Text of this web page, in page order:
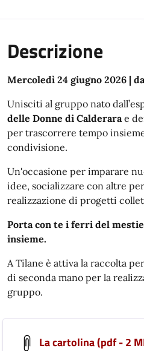
Descrizione
Mercoledì 24 giugno 2026 |
Unisciti al gruppo nato
delle Donne di Calderarae
per trascorrere tempo
condivisione.
Un'occasione per imparare
idee, socializzare con altre
realizzazione di progetti
Porta con te i ferri del
insieme.
A Tilane è attiva la raccolta
di seconda mano per la
gruppo.
La cartolina (pdf - 2